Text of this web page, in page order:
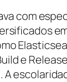
e